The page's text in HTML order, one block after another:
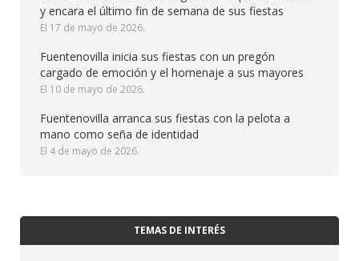
y encara el último fin de semana de sus fiestas
17 de mayo de 2026
Fuentenovilla inicia sus fiestas con un pregón
cargado de emoción y el homenaje a sus mayores
10 de mayo de 2026
Fuentenovilla arranca sus fiestas con la pelota a
mano como seña de identidad
4 de mayo de 2026
TEMAS DE INTERÉS